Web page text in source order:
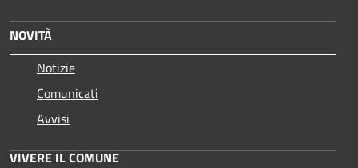
NOVITÀ
Notizie
Comunicati
Avvisi
VIVERE IL COMUNE